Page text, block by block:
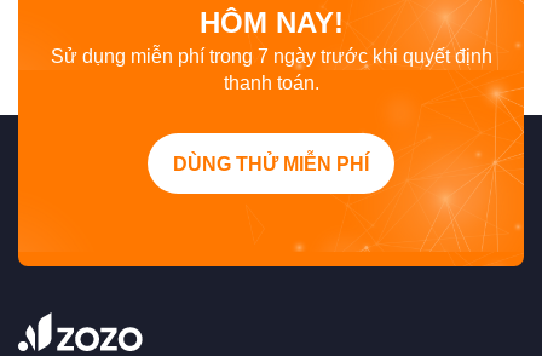
HÔM NAY!
Sử dụng miễn phí trong 7 ngày trước khi quyết định
thanh toán.
DÙNG THỬ MIỄN PHÍ